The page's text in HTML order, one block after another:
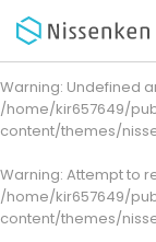
Warning: Undefined
/home/kir657649/
content/themes/
Warning: Attempt to
/home/kir657649/
content/themes/